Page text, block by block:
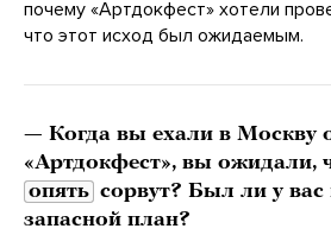
почему «Артдокфест» хотели
что этот исход был ожидаемым.
— Когда вы ехали в Москву
«Артдокфест», вы ожидали,
опять сорвут? Был ли у вас
запасной план?